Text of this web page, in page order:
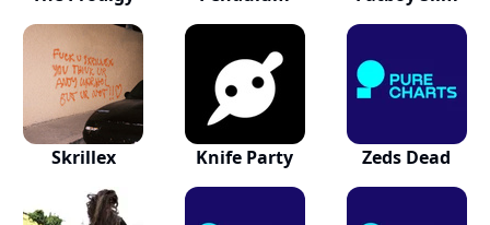
Skrillex Knife Party Zeds Dead